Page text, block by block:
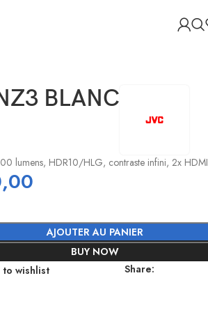
BLANC
lumens, HDR10/HLG, contraste infini, 2x HDMI
AJOUTER AU PANIER
BUY NOW
wishlist Share: